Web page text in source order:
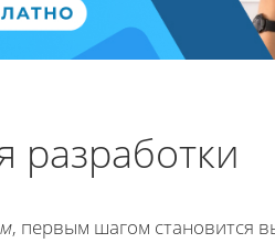
разработки
, первым шагом становится